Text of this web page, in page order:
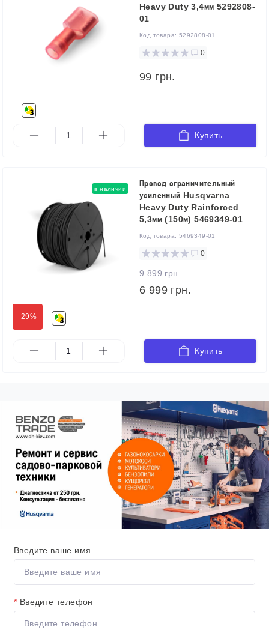
Heavy Duty 3,4мм 5292808-
01
Код товара: 5292808-01
0
99 грн.
Купить
-29%
в наличии
Провод ограничительный
усиленный Husqvarna
Heavy Duty Rainforced
5,3мм (150м) 5469349-01
Код товара: 5469349-01
0
9 899 грн.
6 999 грн.
Купить
Введите ваше имя
* Введите телефон